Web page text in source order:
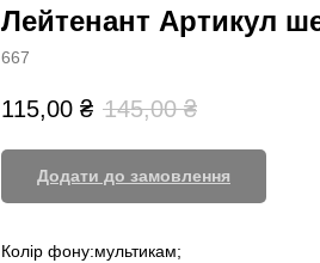
Лейтенант Артикул
667
115,00 ₴ 145,00 ₴
Додати до замовлення
Колір фону:мультикам;